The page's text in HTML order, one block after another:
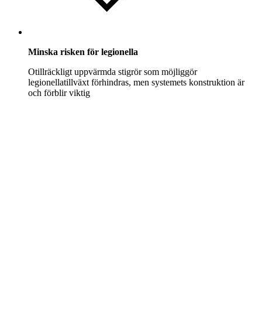
Minska risken för legionella
Otillräckligt uppvärmda stigrör som möjliggör
legionellatillväxt förhindras, men systemets konstruktion är
och förblir viktig